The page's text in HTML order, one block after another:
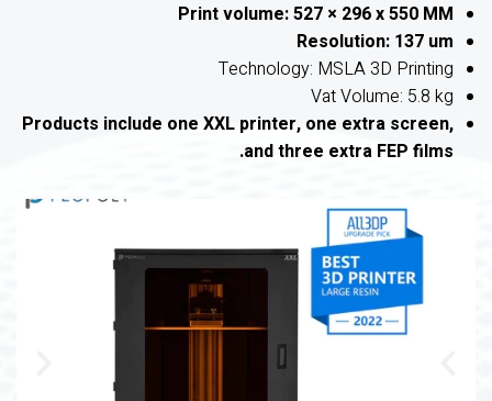
Print volume: 527 × 296 x 550 MM
Resolution: 137 um
Technology: MSLA 3D Printing
Vat Volume: 5.8 kg
Products include one XXL printer, one extra screen,
and three extra FEP films.